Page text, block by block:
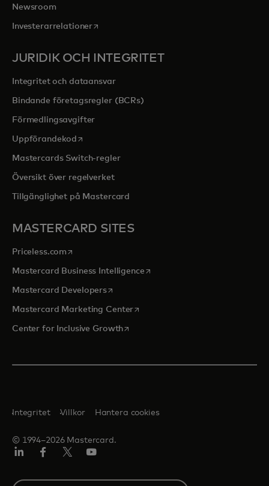
Newsroom
Investerarrelationeropens in a new tab
JURIDIK OCH INTEGRITET
Integritet och dataansvar
Bindande företagsregler (BCRs)
Förmedlingsavgifter
Uppförandekod opens in a new tab
Mastercards Switch-regler
Översikt över regelverket
Tillgänglighet på Mastercard
MASTERCARD SITES
Priceless.com opens in a new tab
Mastercard Business Intelligenceopens in a new tab
Mastercard Developersopens in a new tab
Mastercard Marketing Centeropens in a new tab
Center for Inclusive Growthopens in a new tab
© 1994–2026 Mastercard.
Integritet Villkor Hantera cookies
Select